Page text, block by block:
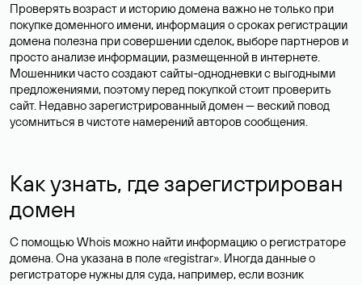
Проверять возраст и историю домена важно не только при
покупке доменного имени, информация о сроках регистрации
домена полезна при совершении сделок, выборе партнеров и
просто анализе информации, размещенной в интернете.
Мошенники часто создают сайты-однодневки с выгодными
предложениями, поэтому перед покупкой стоит проверить
сайт. Недавно зарегистрированный домен — веский повод
усомниться в чистоте намерений авторов сообщения.
Как узнать, где зарегистрирован
домен
С помощью Whois можно найти информацию о регистраторе
домена. Она указана в поле «registrar». Иногда данные о
регистраторе нужны для суда, например, если возник